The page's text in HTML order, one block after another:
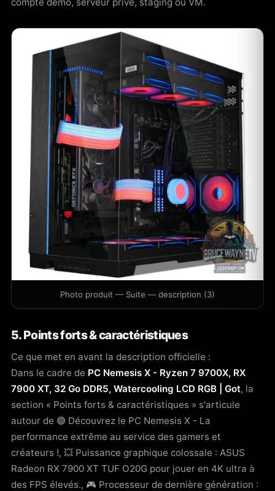
Photo produit — Suite — description (3)
5. Points forts & caractéristiques
Ce que met en avant la description officielle :
Dans le cadre de PC Nemesis X - Ryzen 7 9700X, RX
7900 XT, 32 Go DDR5, Watercooling LCD RGB | Got, la
section « Points forts & caractéristiques » s'articule
autour de 🟢 Découvrez le PC Nemesis X - La
performance extrême au service des gamers et
créateurs !, 💥 Puissance graphique colossale : ASUS
Radeon RX 7900 XT TUF O20G pour jouer en 4K ultra à
des FPS élevés., 🎮 Processeur de dernière génération :